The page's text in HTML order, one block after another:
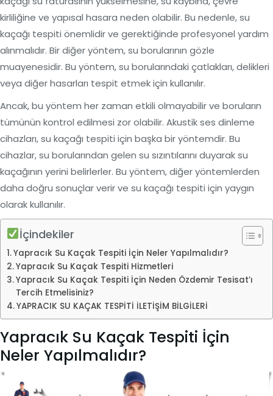
kirliliğine ve yapısal hasara neden olabilir. Bu nedenle, su
kaçağı tespiti önemlidir ve gerektiğinde profesyonel yardım
alınmalıdır. Bir diğer yöntem, su borularının gözle
muayenesidir. Bu yöntem, su borularındaki çatlakları, delikleri
veya diğer hasarları tespit etmek için kullanılır.
Ancak, bu yöntem her zaman etkili olmayabilir ve boruların
tümünün kontrol edilmesi zor olabilir. Akustik ses dinleme
cihazları, su kaçağı tespiti için başka bir yöntemdir. Bu
cihazlar, su borularından gelen su sızıntılarını duyarak su
kaçağının yerini belirlerler. Bu yöntem, diğer yöntemlerden
daha doğru sonuçlar verir ve su kaçağı tespiti için yaygın
olarak kullanılır.
İçindekiler
Yapracık Su Kaçak Tespiti İçin Neler Yapılmalıdır?
Yapracık Su Kaçak Tespiti Hizmetleri
Yapracık Su Kaçak Tespiti İçin Neden Özdemir Tesisat’ı
Tercih Etmelisiniz?
YAPRACIK SU KAÇAK TESPİTİ İLETİŞİM BİLGİLERİ
Yapracık Su Kaçak Tespiti İçin
Neler Yapılmalıdır?